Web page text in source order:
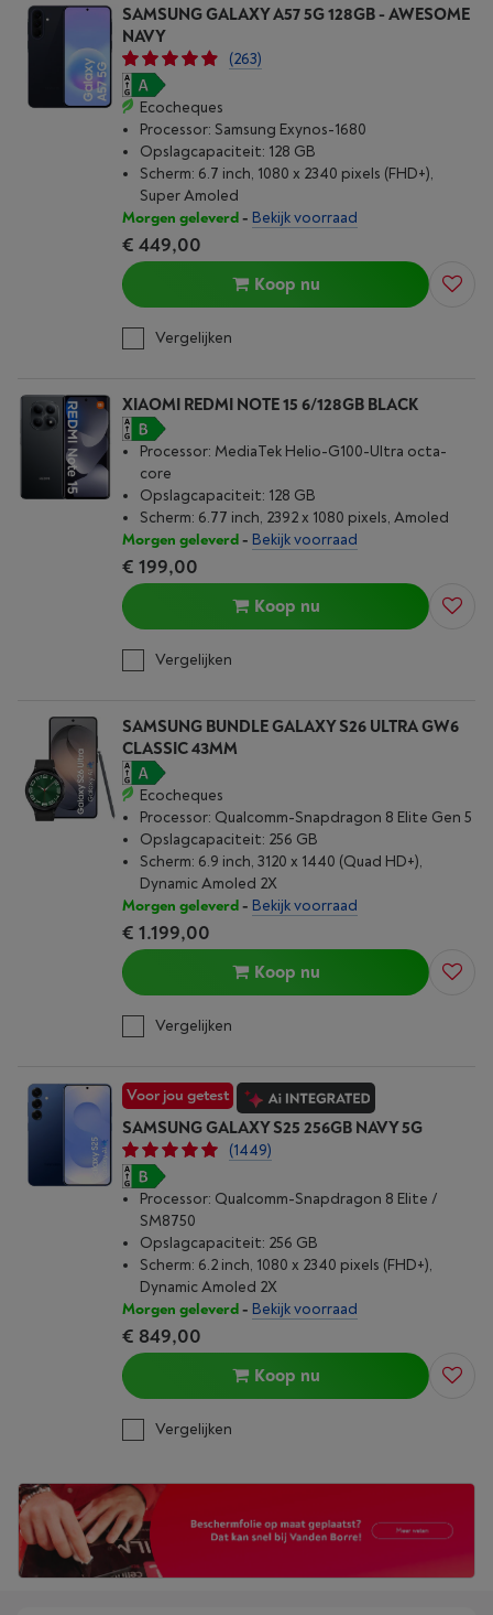
SAMSUNG GALAXY A57 5G 128GB - AWESOME
NAVY
(263)
Ecocheques
Processor: Samsung Exynos-1680
Opslagcapaciteit: 128 GB
Scherm: 6.7 inch, 1080 x 2340 pixels (FHD+),
Super Amoled
Morgen geleverd- Bekijk voorraad
€ 449,00
Koop nu
Vergelijken
XIAOMI REDMI NOTE 15 6/128GB BLACK
Processor: MediaTek Helio-G100-Ultra octa-
core
Opslagcapaciteit: 128 GB
Scherm: 6.77 inch, 2392 x 1080 pixels, Amoled
Morgen geleverd- Bekijk voorraad
€ 199,00
Koop nu
Vergelijken
SAMSUNG BUNDLE GALAXY S26 ULTRA GW6
CLASSIC 43MM
Ecocheques
Processor: Qualcomm-Snapdragon 8 Elite Gen 5
Opslagcapaciteit: 256 GB
Scherm: 6.9 inch, 3120 x 1440 (Quad HD+),
Dynamic Amoled 2X
Morgen geleverd- Bekijk voorraad
€ 1.199,00
Koop nu
Vergelijken
Voor jou getest
SAMSUNG GALAXY S25 256GB NAVY 5G
(1449)
Processor: Qualcomm-Snapdragon 8 Elite /
SM8750
Opslagcapaciteit: 256 GB
Scherm: 6.2 inch, 1080 x 2340 pixels (FHD+),
Dynamic Amoled 2X
Morgen geleverd- Bekijk voorraad
€ 849,00
Koop nu
Vergelijken